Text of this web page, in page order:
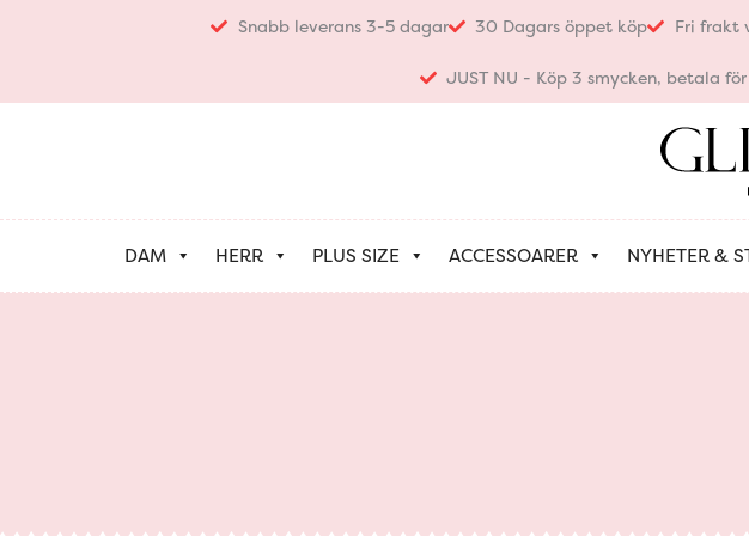
Snabb leverans 3-5 dagar 30 Dagars öppet köp Fri frakt
JUST NU - Köp 3 smycken, betala
DAM HERR PLUS SIZE ACCESSOARER NYHETER &